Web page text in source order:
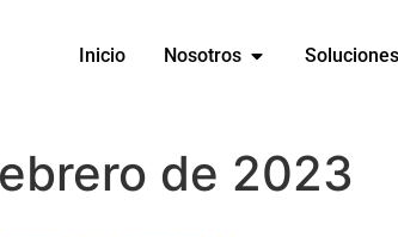
Inicio Nosotros Soluciones
de 2023